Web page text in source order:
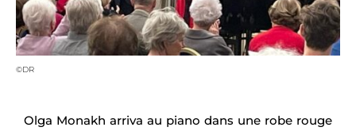
©DR
Olga Monakh arriva au piano dans une robe rouge